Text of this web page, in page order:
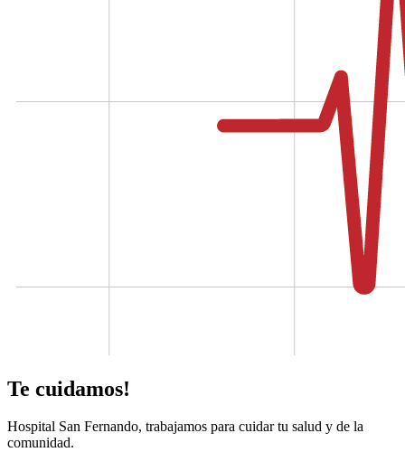
Te cuidamos!
Hospital San Fernando, trabajamos para cuidar tu salud y de la
comunidad.